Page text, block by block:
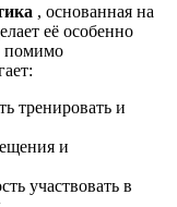
, основанная на
её особенно
помимо
тренировать и
и
участвовать в